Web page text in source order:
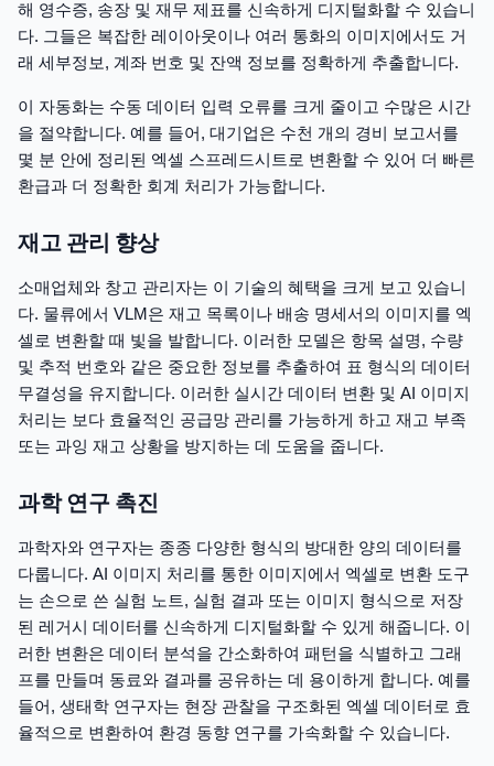
해 영수증, 송장 및 재무 제표를 신속하게 디지털화할 수 있습니
다. 그들은 복잡한 레이아웃이나 여러 통화의 이미지에서도 거
래 세부정보, 계좌 번호 및 잔액 정보를 정확하게 추출합니다.
이 자동화는 수동 데이터 입력 오류를 크게 줄이고 수많은 시간
을 절약합니다. 예를 들어, 대기업은 수천 개의 경비 보고서를
몇 분 안에 정리된 엑셀 스프레드시트로 변환할 수 있어 더 빠른
환급과 더 정확한 회계 처리가 가능합니다.
재고 관리 향상
소매업체와 창고 관리자는 이 기술의 혜택을 크게 보고 있습니
다. 물류에서 VLM은 재고 목록이나 배송 명세서의 이미지를 엑
셀로 변환할 때 빛을 발합니다. 이러한 모델은 항목 설명, 수량
및 추적 번호와 같은 중요한 정보를 추출하여 표 형식의 데이터
무결성을 유지합니다. 이러한 실시간 데이터 변환 및 AI 이미지
처리는 보다 효율적인 공급망 관리를 가능하게 하고 재고 부족
또는 과잉 재고 상황을 방지하는 데 도움을 줍니다.
과학 연구 촉진
과학자와 연구자는 종종 다양한 형식의 방대한 양의 데이터를
다룹니다. AI 이미지 처리를 통한 이미지에서 엑셀로 변환 도구
는 손으로 쓴 실험 노트, 실험 결과 또는 이미지 형식으로 저장
된 레거시 데이터를 신속하게 디지털화할 수 있게 해줍니다. 이
러한 변환은 데이터 분석을 간소화하여 패턴을 식별하고 그래
프를 만들며 동료와 결과를 공유하는 데 용이하게 합니다. 예를
들어, 생태학 연구자는 현장 관찰을 구조화된 엑셀 데이터로 효
율적으로 변환하여 환경 동향 연구를 가속화할 수 있습니다.